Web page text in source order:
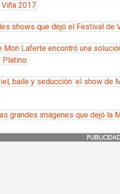
2017
shows que dejó el Festival de
Mon Laferte encontró una
Platino
baile y seducción: el show de
grandes imágenes que dejó la